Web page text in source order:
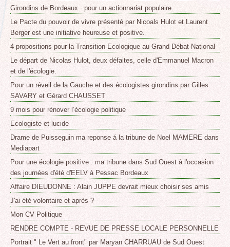
Girondins de Bordeaux : pour un actionnariat populaire.
Le Pacte du pouvoir de vivre présenté par Nicoals Hulot et Laurent
Berger est une initiative heureuse et positive.
4 propositions pour la Transition Ecologique au Grand Débat National
Le départ de Nicolas Hulot, deux défaites, celle d'Emmanuel Macron
et de l'écologie.
Pour un réveil de la Gauche et des écologistes girondins par Gilles
SAVARY et Gérard CHAUSSET
9 mois pour rénover l’écologie politique
Ecologiste et lucide
Drame de Puisseguin ma reponse á la tribune de Noel MAMERE dans
Mediapart
Pour une écologie positive : ma tribune dans Sud Ouest à l'occasion
des journées d'été d'EELV à Pessac Bordeaux
Affaire DIEUDONNE : Alain JUPPE devrait mieux choisir ses amis
J'ai été volontaire et après ?
Mon CV Politique
RENDRE COMPTE - REVUE DE PRESSE LOCALE PERSONNELLE
Portrait " Le Vert au front" par Maryan CHARRUAU de Sud Ouest